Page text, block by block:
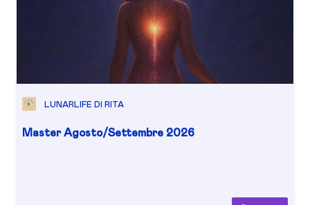
LUNARLIFE DI RITA
Master Agosto/Settembre 2026